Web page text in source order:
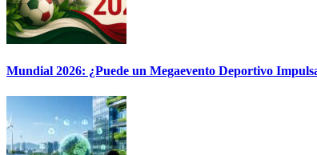
Mundial 2026: ¿Puede un Megaevento Deportivo